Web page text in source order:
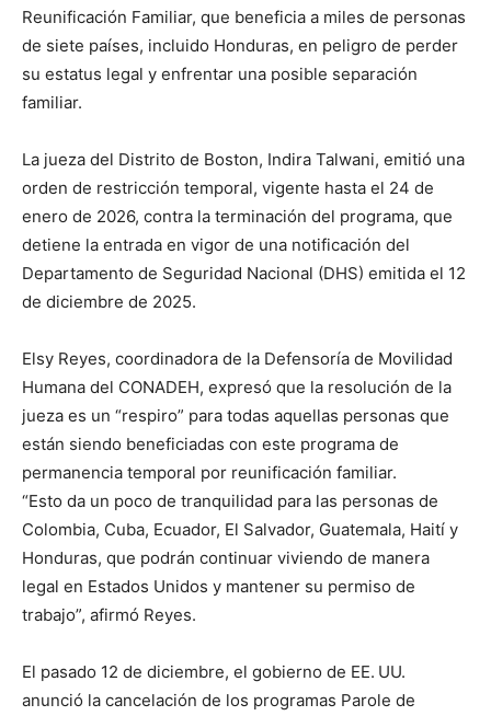
Reunificación Familiar, que beneficia a miles de personas
de siete países, incluido Honduras, en peligro de perder
su estatus legal y enfrentar una posible separación
familiar.
La jueza del Distrito de Boston, Indira Talwani, emitió una
orden de restricción temporal, vigente hasta el 24 de
enero de 2026, contra la terminación del programa, que
detiene la entrada en vigor de una notificación del
Departamento de Seguridad Nacional (DHS) emitida el 12
de diciembre de 2025.
Elsy Reyes, coordinadora de la Defensoría de Movilidad
Humana del CONADEH, expresó que la resolución de la
jueza es un “respiro” para todas aquellas personas que
están siendo beneficiadas con este programa de
permanencia temporal por reunificación familiar.
“Esto da un poco de tranquilidad para las personas de
Colombia, Cuba, Ecuador, El Salvador, Guatemala, Haití y
Honduras, que podrán continuar viviendo de manera
legal en Estados Unidos y mantener su permiso de
trabajo”, afirmó Reyes.
El pasado 12 de diciembre, el gobierno de EE. UU.
anunció la cancelación de los programas Parole de